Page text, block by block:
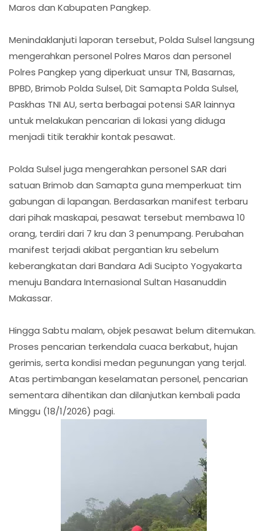
Maros dan Kabupaten Pangkep.
Menindaklanjuti laporan tersebut, Polda Sulsel langsung
mengerahkan personel Polres Maros dan personel
Polres Pangkep yang diperkuat unsur TNI, Basarnas,
BPBD, Brimob Polda Sulsel, Dit Samapta Polda Sulsel,
Paskhas TNI AU, serta berbagai potensi SAR lainnya
untuk melakukan pencarian di lokasi yang diduga
menjadi titik terakhir kontak pesawat.
Polda Sulsel juga mengerahkan personel SAR dari
satuan Brimob dan Samapta guna memperkuat tim
gabungan di lapangan. Berdasarkan manifest terbaru
dari pihak maskapai, pesawat tersebut membawa 10
orang, terdiri dari 7 kru dan 3 penumpang. Perubahan
manifest terjadi akibat pergantian kru sebelum
keberangkatan dari Bandara Adi Sucipto Yogyakarta
menuju Bandara Internasional Sultan Hasanuddin
Makassar.
Hingga Sabtu malam, objek pesawat belum ditemukan.
Proses pencarian terkendala cuaca berkabut, hujan
gerimis, serta kondisi medan pegunungan yang terjal.
Atas pertimbangan keselamatan personel, pencarian
sementara dihentikan dan dilanjutkan kembali pada
Minggu (18/1/2026) pagi.